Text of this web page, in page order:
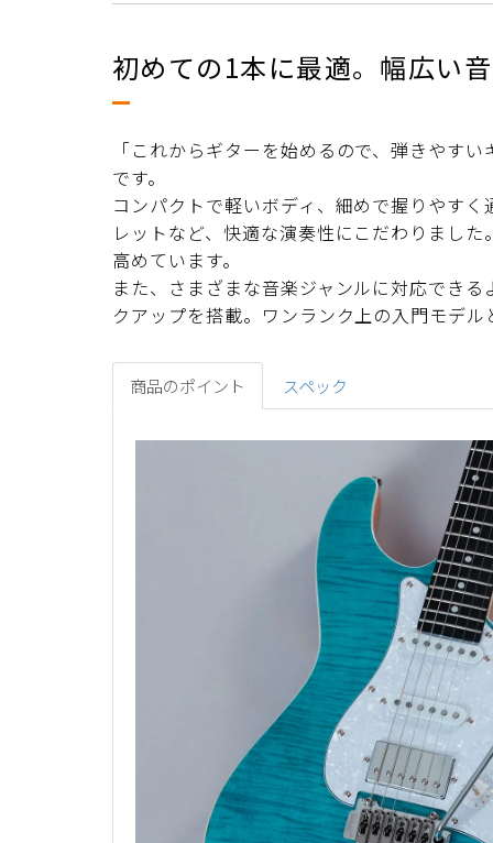
初めての1本に最適。幅広い
「これからギターを始めるので、弾きやす
です。
コンパクトで軽いボディ、細めで握りやす
レットなど、快適な演奏性にこだわりまし
高めています。
また、さまざまな音楽ジャンルに対応でき
クアップを搭載。ワンランク上の入門モデ
商品のポイント スペック